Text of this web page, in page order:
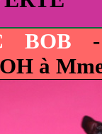
BOB -
à